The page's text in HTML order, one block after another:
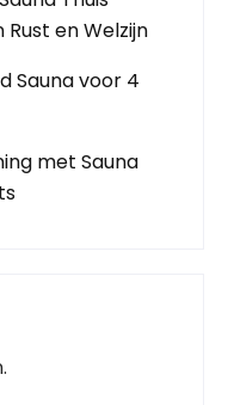
en Welzijn
Sauna voor 4
met Sauna